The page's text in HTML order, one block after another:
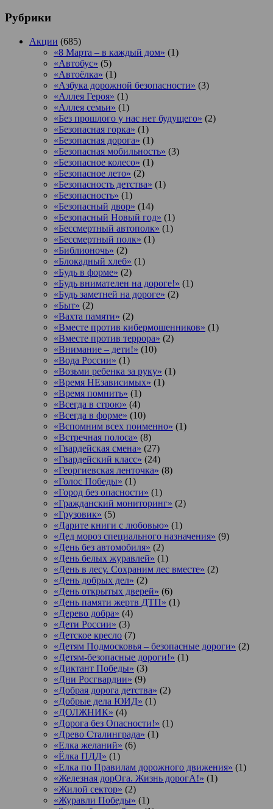
Рубрики
Акции (685)
«8 Марта – в каждый дом» (1)
«Автобус» (5)
«Автоёлка» (1)
«Азбука дорожной безопасности» (3)
«Аллея Героя» (1)
«Аллея семьи» (1)
«Без прошлого у нас нет будущего» (2)
«Безопасная горка» (1)
«Безопасная дорога» (1)
«Безопасная мобильность» (3)
«Безопасное колесо» (1)
«Безопасное лето» (2)
«Безопасность детства» (1)
«Безопасность» (1)
«Безопасный двор» (14)
«Безопасный Новый год» (1)
«Бессмертный автополк» (1)
«Бессмертный полк» (1)
«Библионочь» (2)
«Блокадный хлеб» (1)
«Будь в форме» (2)
«Будь внимателен на дороге!» (1)
«Будь заметней на дороге» (2)
«Быт» (2)
«Вахта памяти» (2)
«Вместе против кибермошенников» (1)
«Вместе против террора» (2)
«Внимание – дети!» (10)
«Вода России» (1)
«Возьми ребенка за руку» (1)
«Время НЕзависимых» (1)
«Время помнить» (1)
«Всегда в строю» (4)
«Всегда в форме» (10)
«Вспомним всех поименно» (1)
«Встречная полоса» (8)
«Гвардейская смена» (27)
«Гвардейский класс» (24)
«Георгиевская ленточка» (8)
«Голос Победы» (1)
«Город без опасности» (1)
«Гражданский мониторинг» (2)
«Грузовик» (5)
«Дарите книги с любовью» (1)
«Дед мороз специального назначения» (9)
«День без автомобиля» (2)
«День белых журавлей» (1)
«День в лесу. Сохраним лес вместе» (2)
«День добрых дел» (2)
«День открытых дверей» (6)
«День памяти жертв ДТП» (1)
«Дерево добра» (4)
«Дети России» (3)
«Детское кресло (7)
«Детям Подмосковья – безопасные дороги» (2)
«Детям-безопасные дороги!» (1)
«Диктант Победы» (3)
«Дни Росгвардии» (9)
«Добрая дорога детства» (2)
«Добрые дела ЮИД» (1)
«ДОЛЖНИК» (4)
«Дорога без Опасности!» (1)
«Древо Сталинграда» (1)
«Елка желаний» (6)
«Ёлка ПДД» (1)
«Елка по Правилам дорожного движения» (1)
«Железная дорОга. Жизнь дорогА!» (1)
«Жилой сектор» (2)
«Журавли Победы» (1)